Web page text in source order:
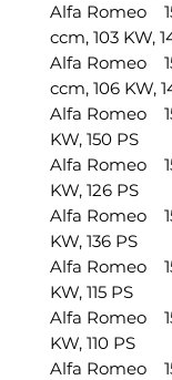
Alfa Romeo
ccm, 103 KW,
Alfa Romeo
ccm, 106 KW,
Alfa Romeo
KW, 150 PS
Alfa Romeo
KW, 126 PS
Alfa Romeo
KW, 136 PS
Alfa Romeo
KW, 115 PS
Alfa Romeo
KW, 110 PS
Alfa Romeo